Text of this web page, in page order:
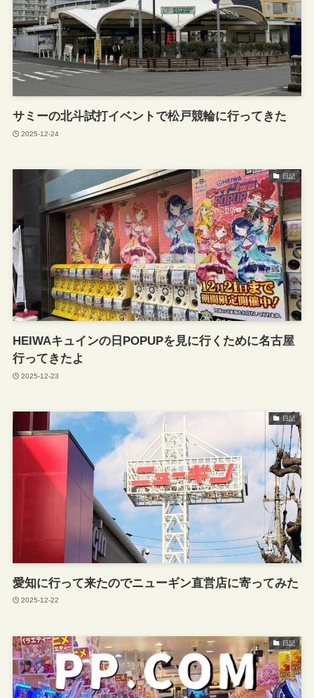
サミーの北斗試打イベントで松戸競輪に行ってきた
2025-12-24
日記
HEIWAキュインの日POPUPを見に行くために名古屋
行ってきたよ
2025-12-23
日記
愛知に行って来たのでニューギン直営店に寄ってみた
2025-12-22
日記